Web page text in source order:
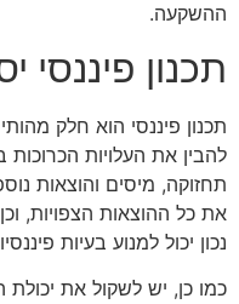
ההשקעה.
תכנון פיננסי
תכנון פיננסי הוא חלק
להבין את העלויות
תחזוקה, מיסים והוצאות
את כל ההוצאות הצפויות,
נכון יכול למנוע בעיות
כמו כן, יש לשקול את